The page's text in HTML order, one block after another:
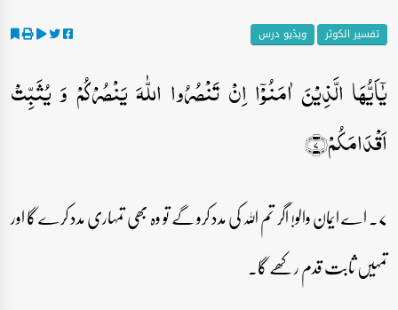
تفسیر الکوثر ویڈیو درس
یٰۤاَیُّہَا الَّذِیۡنَ اٰمَنُوۡۤا اِنۡ تَنۡصُرُوا اللّٰہَ یَنۡصُرۡکُمۡ وَ یُثَبِّتۡ
اَقۡدَامَکُمۡ﴿۷﴾
۷۔ اے ایمان والو! اگر تم اللہ کی مدد کرو گے تو وہ بھی تمہاری مدد کرے گا اور
تمہیں ثابت قدم رکھے گا۔